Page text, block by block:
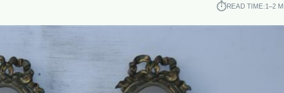
⏱︎READ TIME:1–2